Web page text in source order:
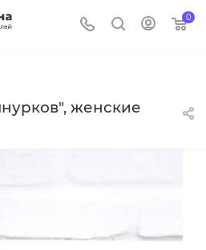
0
женские